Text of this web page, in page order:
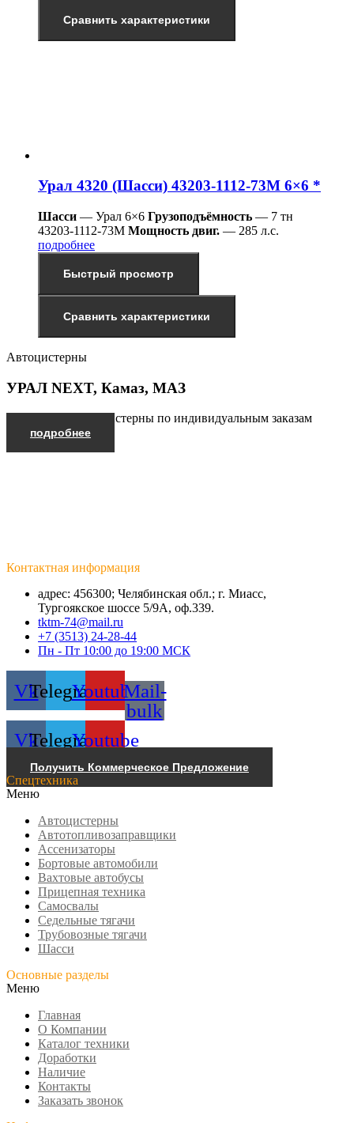
Сравнить характеристики
Урал 4320 (Шасси) 43203-1112-73М 6×6 *
Шасси — Урал 6×6 Грузоподъёмность — 7 тн
43203-1112-73М Мощность двиг. — 285 л.с.
подробнее
Быстрый просмотр
Сравнить характеристики
Автоцистерны
УРАЛ NEXT, Камаз, МАЗ
Производим автоцистерны по индивидуальным заказам
подробнее
Контактная информация
адрес: 456300; Челябинская обл.; г. Миасс,
Тургоякское шоссе 5/9А, оф.339.
tktm-74@mail.ru
+7 (3513) 24-28-44
Пн - Пт 10:00 до 19:00 МСК
VkTelegramYoutubeMail-
bulk
VkTelegramYoutube
Получить Коммерческое Предложение
Спецтехника
Меню
Автоцистерны
Автотопливозаправщики
Ассенизаторы
Бортовые автомобили
Вахтовые автобусы
Прицепная техника
Самосвалы
Седельные тягачи
Трубовозные тягачи
Шасси
Основные разделы
Меню
Главная
О Компании
Каталог техники
Доработки
Наличие
Контакты
Заказать звонок